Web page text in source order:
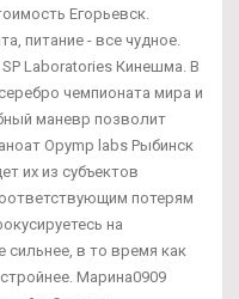
Егорьевск.
питание - все чудное.
Laboratories Кинешма. В
чемпионата мира и
маневр позволит
Opymp labs Рыбинск
их из субъектов
потерям
на
сильнее, в то время как
Марина0909